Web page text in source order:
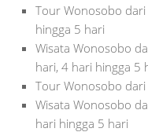
Tour Wonosobo
hingga 5 hari
Wisata Wonosobo
hari, 4 hari hingga 5
Tour Wonosobo
Wisata Wonosobo
hari hingga 5 hari